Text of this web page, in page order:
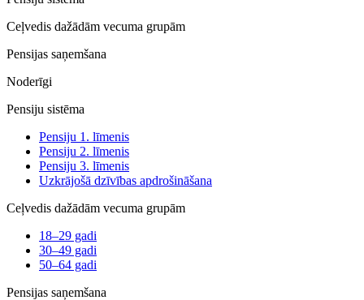
Ceļvedis dažādām vecuma grupām
Pensijas saņemšana
Noderīgi
Pensiju sistēma
Pensiju 1. līmenis
Pensiju 2. līmenis
Pensiju 3. līmenis
Uzkrājošā dzīvības apdrošināšana
Ceļvedis dažādām vecuma grupām
18–29 gadi
30–49 gadi
50–64 gadi
Pensijas saņemšana